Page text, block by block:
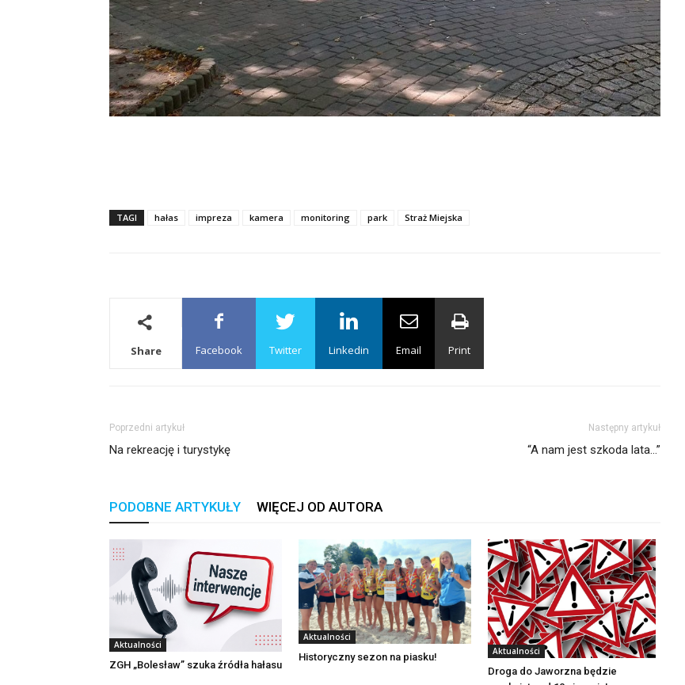
TAGI hałas impreza kamera monitoring park Straż Miejska
Share Facebook Twitter Linkedin Email Print
Poprzedni artykuł
Na rekreację i turystykę
Następny artykuł
“A nam jest szkoda lata…”
PODOBNE ARTYKUŁY WIĘCEJ OD AUTORA
Aktualności
ZGH „Bolesław” szuka źródła hałasu
Aktualności
Historyczny sezon na piasku! Aktualności
Droga do Jaworzna będzie